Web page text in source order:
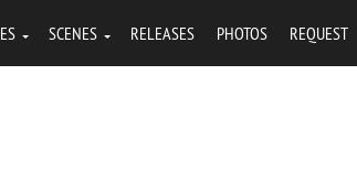
SCENES RELEASES PHOTOS REQUEST